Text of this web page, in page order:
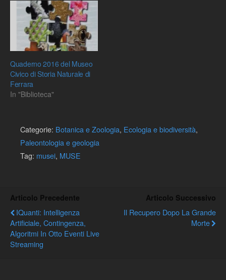
Quaderno 2016 del Museo
Civico di Storia Naturale di
Ferrara
In "Biblioteca"
Categorie: Botanica e Zoologia, Ecologia e biodiversità,
Paleontologia e geologia
Tag: musei, MUSE
Articolo Precedente
IQuanti: Intelligenza
Artificiale, Contingenza,
Algoritmi In Otto Eventi Live
Streaming
Articolo Successivo
Il Recupero Dopo La Grande
Morte